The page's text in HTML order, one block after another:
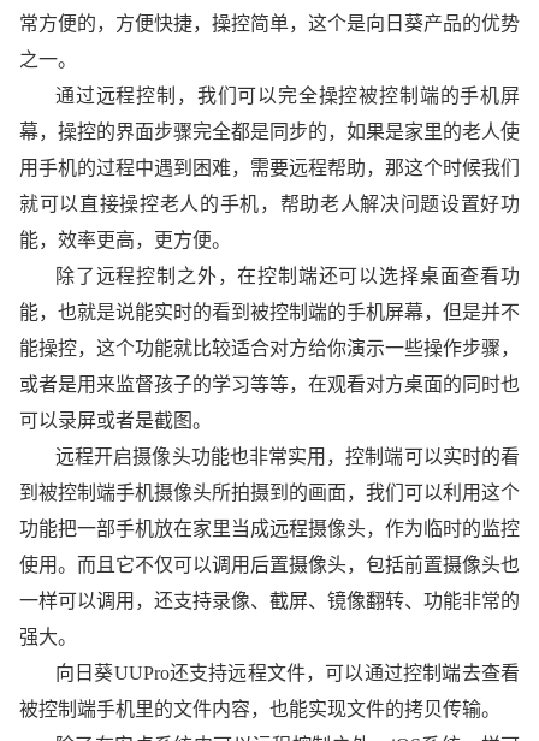
常方便的，方便快捷，操控简单，这个是向日葵产品的优势
之一。
通过远程控制，我们可以完全操控被控制端的手机屏
幕，操控的界面步骤完全都是同步的，如果是家里的老人使
用手机的过程中遇到困难，需要远程帮助，那这个时候我们
就可以直接操控老人的手机，帮助老人解决问题设置好功
能，效率更高，更方便。
除了远程控制之外，在控制端还可以选择桌面查看功
能，也就是说能实时的看到被控制端的手机屏幕，但是并不
能操控，这个功能就比较适合对方给你演示一些操作步骤，
或者是用来监督孩子的学习等等，在观看对方桌面的同时也
可以录屏或者是截图。
远程开启摄像头功能也非常实用，控制端可以实时的看
到被控制端手机摄像头所拍摄到的画面，我们可以利用这个
功能把一部手机放在家里当成远程摄像头，作为临时的监控
使用。而且它不仅可以调用后置摄像头，包括前置摄像头也
一样可以调用，还支持录像、截屏、镜像翻转、功能非常的
强大。
向日葵UUPro还支持远程文件，可以通过控制端去查看
被控制端手机里的文件内容，也能实现文件的拷贝传输。